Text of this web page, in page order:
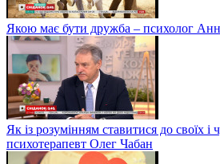
Якою має бути дружба – психолог
Як із розумінням ставитися до своїх
психотерапевт Олег Чабан